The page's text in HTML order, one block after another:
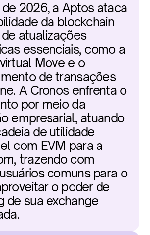
2026, a Aptos ataca
da blockchain
atualizações
essenciais, como a
Move e o
de transações
A Cronos enfrenta o
por meio da
empresarial, atuando
de utilidade
com EVM para a
trazendo com
comuns para o
o poder de
de sua exchange